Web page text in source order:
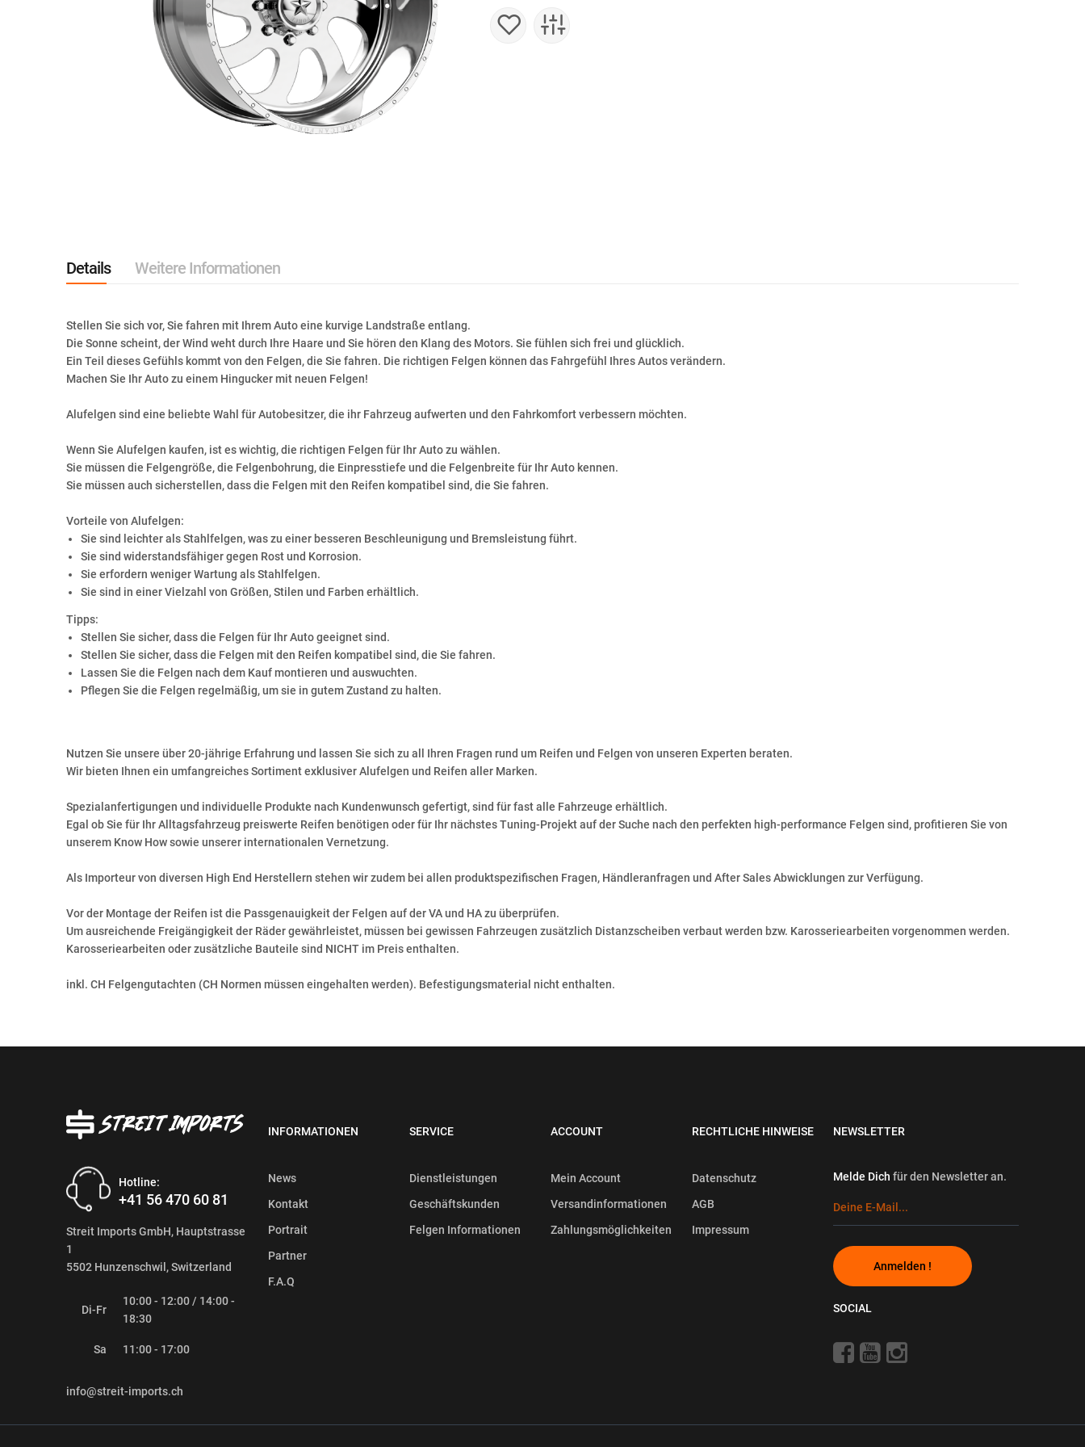
Details
Stellen Sie sich vor, Sie fahren mit Ihrem Auto eine kurvige Landstraße entlang.
Die Sonne scheint, der Wind weht durch Ihre Haare und Sie hören den Klang des Motors. Sie fühlen sich frei und glücklich.
Ein Teil dieses Gefühls kommt von den Felgen, die Sie fahren. Die richtigen Felgen können das Fahrgefühl Ihres Autos verändern.
Machen Sie Ihr Auto zu einem Hingucker mit neuen Felgen!
Alufelgen sind eine beliebte Wahl für Autobesitzer, die ihr Fahrzeug aufwerten und den Fahrkomfort verbessern möchten.
Wenn Sie Alufelgen kaufen, ist es wichtig, die richtigen Felgen für Ihr Auto zu wählen.
Sie müssen die Felgengröße, die Felgenbohrung, die Einpresstiefe und die Felgenbreite für Ihr Auto kennen.
Sie müssen auch sicherstellen, dass die Felgen mit den Reifen kompatibel sind, die Sie fahren.
Vorteile von Alufelgen:
Sie sind leichter als Stahlfelgen, was zu einer besseren Beschleunigung und Bremsleistung führt.
Sie sind widerstandsfähiger gegen Rost und Korrosion.
Sie erfordern weniger Wartung als Stahlfelgen.
Sie sind in einer Vielzahl von Größen, Stilen und Farben erhältlich.
Tipps:
Stellen Sie sicher, dass die Felgen für Ihr Auto geeignet sind.
Stellen Sie sicher, dass die Felgen mit den Reifen kompatibel sind, die Sie fahren.
Lassen Sie die Felgen nach dem Kauf montieren und auswuchten.
Pflegen Sie die Felgen regelmäßig, um sie in gutem Zustand zu halten.
Nutzen Sie unsere über 20-jährige Erfahrung und lassen Sie sich zu all Ihren Fragen rund um Reifen und Felgen von unseren Experten beraten.
Wir bieten Ihnen ein umfangreiches Sortiment exklusiver Alufelgen und Reifen aller Marken.
Spezialanfertigungen und individuelle Produkte nach Kundenwunsch gefertigt, sind für fast alle Fahrzeuge erhältlich.
Egal ob Sie für Ihr Alltagsfahrzeug preiswerte Reifen benötigen oder für Ihr nächstes Tuning-Projekt auf der Suche nach den perfekten high-performance Felgen sind, profitieren Sie von
unserem Know How sowie unserer internationalen Vernetzung.
Als Importeur von diversen High End Herstellern stehen wir zudem bei allen produktspezifischen Fragen, Händleranfragen und After Sales Abwicklungen zur Verfügung.
Vor der Montage der Reifen ist die Passgenauigkeit der Felgen auf der VA und HA zu überprüfen.
Um ausreichende Freigängigkeit der Räder gewährleistet, müssen bei gewissen Fahrzeugen zusätzlich Distanzscheiben verbaut werden bzw. Karosseriearbeiten vorgenommen werden.
Karosseriearbeiten oder zusätzliche Bauteile sind NICHT im Preis enthalten.
inkl. CH Felgengutachten (CH Normen müssen eingehalten werden). Befestigungsmaterial nicht enthalten.
Weitere Informationen
Hotline:
+41 56 470 60 81
Streit Imports GmbH, Hauptstrasse
1
5502 Hunzenschwil, Switzerland
Di-Fr
10:00 - 12:00 / 14:00 -
18:30
Sa 11:00 - 17:00
info@streit-imports.ch
INFORMATIONEN
News
Kontakt
Portrait
Partner
F.A.Q
SERVICE
Dienstleistungen
Geschäftskunden
Felgen Informationen
ACCOUNT
Mein Account
Versandinformationen
Zahlungsmöglichkeiten
RECHTLICHE HINWEISE
Datenschutz
AGB
Impressum
NEWSLETTER
Melde Dich für den Newsletter an.
Anmelden !
SOCIAL